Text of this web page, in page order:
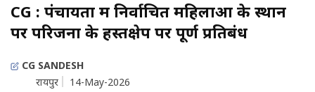
CG : पंचायतों में निर्वाचित महिलाओं के स्थान
पर परिजनों के हस्तक्षेप पर पूर्ण प्रतिबंध
CG SANDESH
रायपुर
14-May-2026